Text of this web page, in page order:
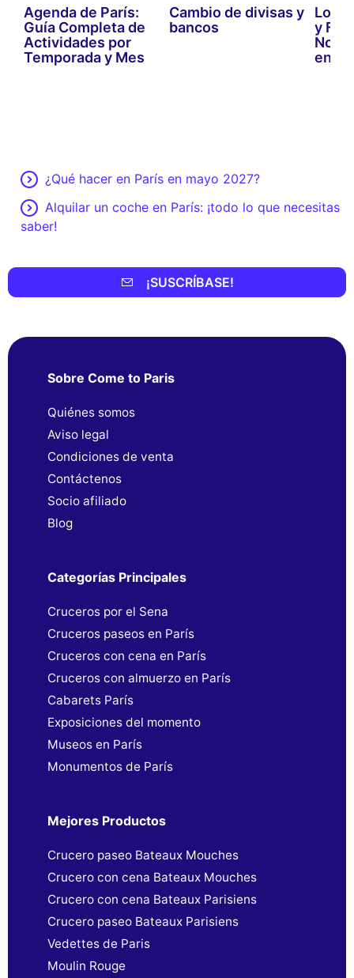
Agenda de París:
Guía Completa de
Actividades por
Temporada y Mes
Cambio de divisas y
bancos
Los
y
No
en
¿Qué hacer en París en mayo 2027?
Alquilar un coche en París: ¡todo lo que necesitas
saber!
¡SUSCRÍBASE!
Sobre Come to Paris
Quiénes somos
Aviso legal
Condiciones de venta
Contáctenos
Socio afiliado
Blog
Categorías Principales
Cruceros por el Sena
Cruceros paseos en París
Cruceros con cena en París
Cruceros con almuerzo en París
Cabarets París
Exposiciones del momento
Museos en París
Monumentos de París
Mejores Productos
Crucero paseo Bateaux Mouches
Crucero con cena Bateaux Mouches
Crucero con cena Bateaux Parisiens
Crucero paseo Bateaux Parisiens
Vedettes de Paris
Moulin Rouge